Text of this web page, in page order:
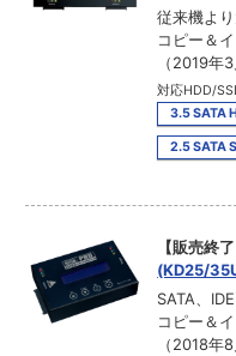
従来機よ
コピー＆
（2019年
対応HDD/
3.5 SATA
2.5 SATA
【販売終了
(KD25/
SATA、
コピー＆
（2018年